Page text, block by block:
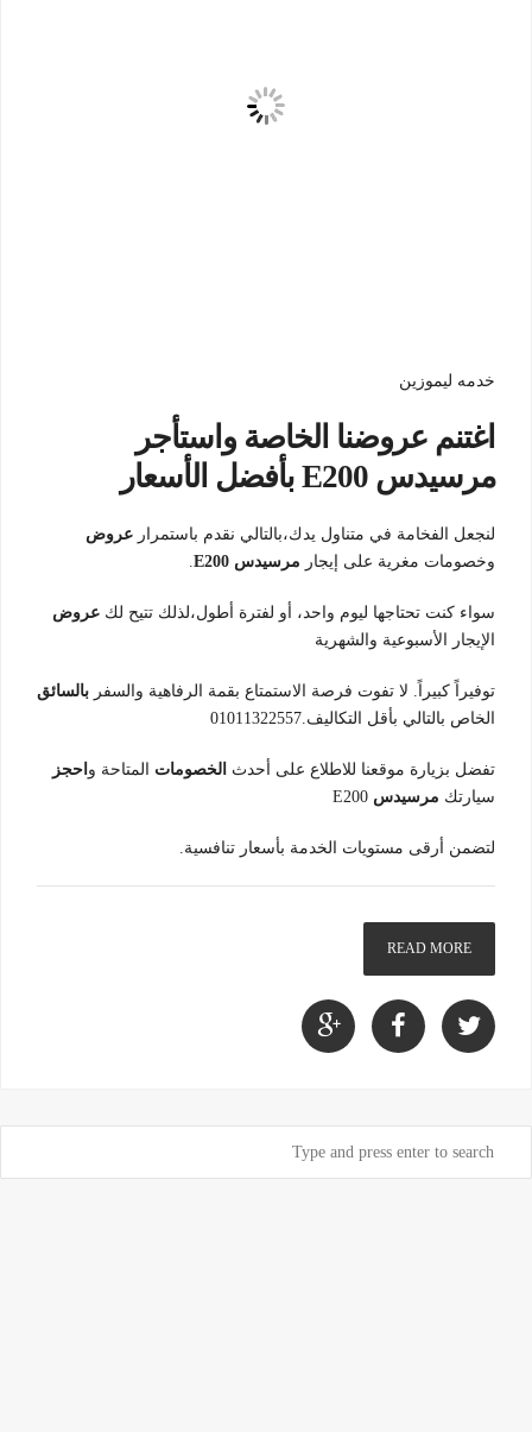
خدمه ليموزين
اغتنم عروضنا الخاصة واستأجر
مرسيدس E200 بأفضل الأسعار
لنجعل الفخامة في متناول يدك،بالتالي نقدم باستمرار عروض
وخصومات مغرية على إيجار مرسيدس E200 .
سواء كنت تحتاجها ليوم واحد، أو لفترة أطول،لذلك تتيح لك عروض
الإيجار الأسبوعية والشهرية
توفيراً كبيراً. لا تفوت فرصة الاستمتاع بقمة الرفاهية والسفر بالسائق
الخاص بالتالي بأقل التكاليف.01011322557
تفضل بزيارة موقعنا للاطلاع على أحدث الخصومات المتاحة و احجز
سيارتك مرسيدس
لتضمن أرقى مستويات الخدمة بأسعار تنافسية.
READ MORE